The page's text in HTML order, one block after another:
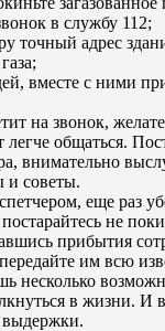
в службу 112;
точный адрес
вместе с ними
на звонок,
легче общаться.
внимательно
и советы.
еще раз
не
прибытия
им всю
несколько
в жизни. И
выдержки.